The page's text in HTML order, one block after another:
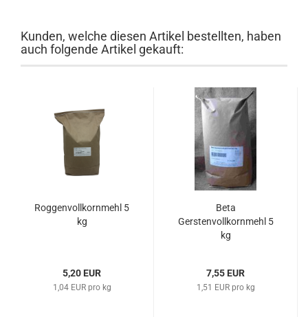
Kunden, welche diesen Artikel bestellten, haben
auch folgende Artikel gekauft:
Roggenvollkornmehl 5
kg
5,20 EUR
1,04 EUR pro kg
Beta
Gerstenvollkornmehl 5
kg
7,55 EUR
1,51 EUR pro kg